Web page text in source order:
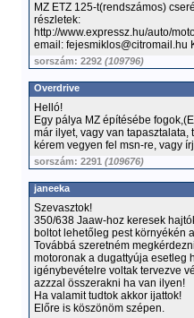
MZ ETZ 125-t(rendszámos)
részletek:
http://www.expressz.hu/auto/
email: fejesmiklos@citromail.hu
sorszám: 2292 (109796)
Overdrive
Helló!
Egy pálya MZ építésébe
már ilyet, vagy van
kérem vegyen fel msn-re, vagy
sorszám: 2291 (109676)
janeeka
Szevasztok!
350/638 Jaaw-hoz keresek
boltot lehetőleg pest környékén
Továbbá szeretném
motoronak a dugattyúja esetleg
igénybevételre voltak tervezve
azzzal összerakni ha van ilyen!
Ha valamit tudtok akkor ijattok!
Előre is köszönöm szépen.